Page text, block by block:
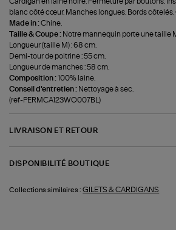
Cardigan en laine noire. Fermeture par boutons.
blanc côté cœur. Manches longues. Bords côtelés.
Made in :Chine.
Taille & Coupe : Notre mannequin porte une taille
Longueur (taille M) : 68 cm.
Demi-tour de poitrine : 55 cm.
Longueur de manches : 58 cm.
Composition :100% laine.
Conseil d'entretien : Nettoyage à sec.
(ref-PERMCA123WO007BL)
LIVRAISON ET RETOUR
DISPONIBILITÉ BOUTIQUE
Collections similaires : GILETS & CARDIGANS